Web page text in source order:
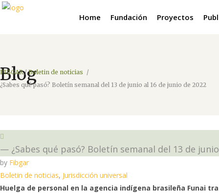
Home Fundación Proyectos
Blog
FIBGAR/Boletin de noticias /
¿Sabes qué pasó? Boletín semanal del 13 de junio al 16 de junio de 2022
— ¿Sabes qué pasó? Boletín semanal del 13 de
by Fibgar
Boletin de noticias, Jurisdicción universal
Huelga de personal en la agencia indígena brasileña Funai